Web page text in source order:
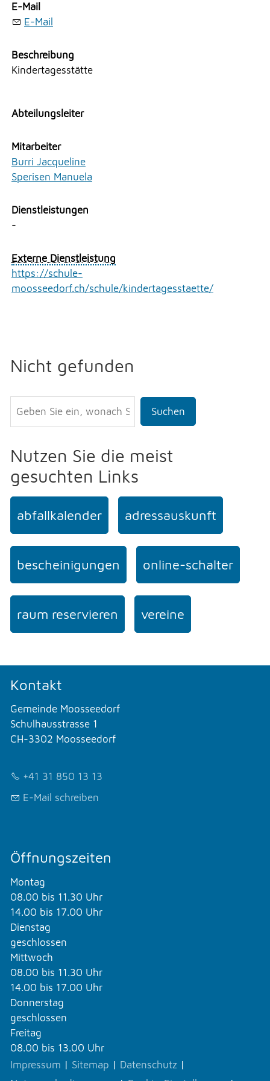
NOTFALL
TELEFON
KONTAKT
DRUCKEN
LOGIN
E-Mail
E-Mail
Beschreibung
Kindertagesstätte
Abteilungsleiter
Mitarbeiter
Burri Jacqueline
Sperisen Manuela
Dienstleistungen
-
Externe Dienstleistung
https://schule-
moosseedorf.ch/schule/kindertagesstaette/
Nicht gefunden
Suchen
Nutzen Sie die meist
gesuchten Links
abfallkalender adressauskunft
bescheinigungen online-schalter
raum reservieren vereine
Kontakt
Gemeinde Moosseedorf
Schulhausstrasse 1
CH-3302 Moosseedorf
+41 31 850 13 13
E-Mail schreiben
Öffnungszeiten
Montag
08.00 bis 11.30 Uhr
14.00 bis 17.00 Uhr
Dienstag
geschlossen
Mittwoch
08.00 bis 11.30 Uhr
14.00 bis 17.00 Uhr
Donnerstag
geschlossen
Freitag
08.00 bis 13.00 Uhr
Impressum | Sitemap | Datenschutz |